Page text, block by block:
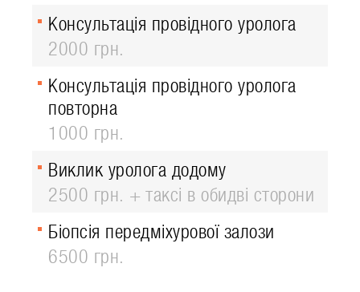
Консультація провідного уролога
2000 грн.
Консультація провідного уролога
повторна
1000 грн.
Виклик уролога додому
2500 грн. + таксі в обидві сторони
Біопсія передміхурової залози
6500 грн.